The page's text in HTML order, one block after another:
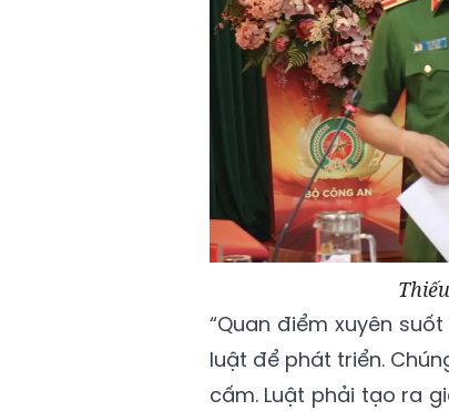
“Quan điểm xuyên
luật để phát triển.
cấm. Luật phải tạo ra